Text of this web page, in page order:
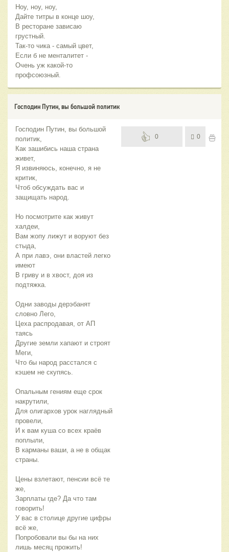
Ноу, ноу, ноу,
Дайте титры в конце шоу,
В ресторане зависаю
грустный.
Так-то чика - самый цвет,
Если б не менталитет -
Очень уж какой-то
профсоюзный.
Господин Путин, вы большой политик
Господин Путин, вы большой
политик,
Как зашибись наша страна
живет,
Я извиняюсь, конечно, я не
критик,
Чтоб обсуждать вас и
защищать народ.
Но посмотрите как живут
халдеи,
Вам жопу лижут и воруют без
стыда,
А при лавэ, они властей легко
имеют
В гриву и в хвост, доя из
подтяжка.
Одни заводы дерэбанят
словно Лего,
Цеха распродавая, от АП
таясь
Другие земли хапают и строят
Меги,
Что бы народ расстался с
кэшем не скупясь.
Опальным гениям еще срок
накрутили,
Для олигархов урок наглядный
провели,
И к вам куша со всех краёв
поплыли,
В карманы ваши, а не в общак
страны.
Цены взлетают, пенсии всё те
же,
Зарплаты где? Да что там
говорить!
У вас в столице другие цифры
всё же,
Попробовали вы бы на них
лишь месяц прожить!
0 0